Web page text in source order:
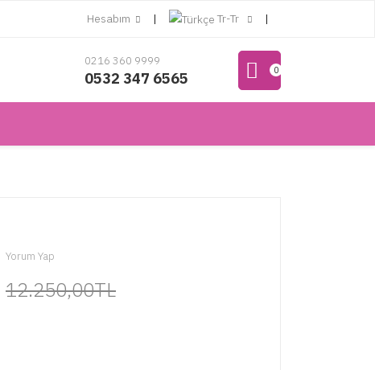
Hesabım Tr-Tr
0
0216 360 9999
0532 347 6565
Yorum Yap
12.250,00TL